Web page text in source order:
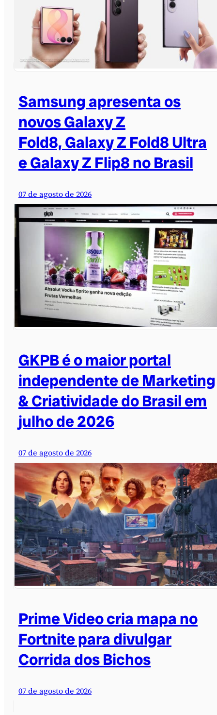
Samsung apresenta os
novos Galaxy Z
Fold8, Galaxy Z Fold8 Ultra
e Galaxy Z Flip8 no Brasil
07 de agosto de 2026
GKPB é o maior portal
independente de Marketing
& Criatividade do Brasil em
julho de 2026
07 de agosto de 2026
Prime Video cria mapa no
Fortnite para divulgar
Corrida dos Bichos
07 de agosto de 2026